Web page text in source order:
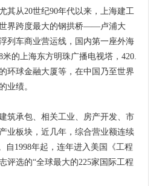
其从20世纪90年代以来，上海建工
界跨度最大的钢拱桥——卢浦大
列车商业营运线，国内第一座外海
的上海东方明珠广播电视塔，420.
环球金融大厦等，在中国乃至世界
业绩。
筑承包、相关工业、房产开发、市
业板块，近几年，综合营业额连续
自1998年起，连年进入美国《工程
评选的“全球最大的225家国际工程